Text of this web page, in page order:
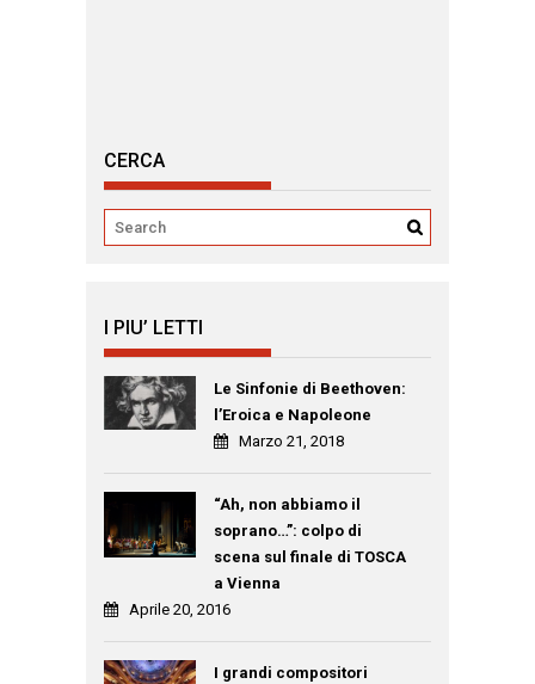
CERCA
I PIU’ LETTI
Le Sinfonie di Beethoven:
l’Eroica e Napoleone
Marzo 21, 2018
“Ah, non abbiamo il
soprano…”: colpo di
scena sul finale di TOSCA
a Vienna
Aprile 20, 2016
I grandi compositori